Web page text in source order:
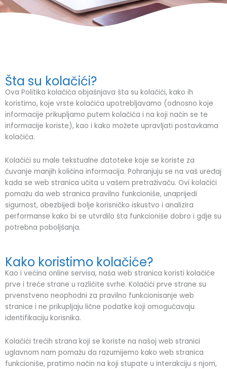
Šta su kolačići?
Ova Politika kolačića objašnjava šta su kolačići, kako ih
koristimo, koje vrste kolačića upotrebljavamo (odnosno koje
informacije prikupljamo putem kolačića i na koji način se te
informacije koriste), kao i kako možete upravljati postavkama
kolačića.
Kolačići su male tekstualne datoteke koje se koriste za
čuvanje manjih količina informacija. Pohranjuju se na vaš uređaj
kada se web stranica učita u vašem pretraživaču. Ovi kolačići
pomažu da web stranica pravilno funkcioniše, unaprijedi
sigurnost, obezbijedi bolje korisničko iskustvo i analizira
performanse kako bi se utvrdilo šta funkcioniše dobro i gdje su
potrebna poboljšanja.
Kako koristimo kolačiće?
Kao i većina online servisa, naša web stranica koristi kolačiće
prve i treće strane u različite svrhe. Kolačići prve strane su
prvenstveno neophodni za pravilno funkcionisanje web
stranice i ne prikupljaju lične podatke koji omogućavaju
identifikaciju korisnika.
Kolačići trećih strana koji se koriste na našoj web stranici
uglavnom nam pomažu da razumijemo kako web stranica
funkcioniše, pratimo način na koji stupate u interakciju s njom,